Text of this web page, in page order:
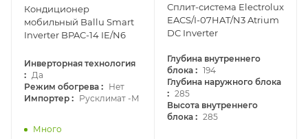
Кондиционер
мобильный Ballu Smart
Inverter BPAC-14 IE/N6
Инверторная технология
: Да
Режим обогрева : Нет
Импортер : Русклимат -М
Много
Сплит-система Electrolux
EACS/I-07HAT/N3 Atrium
DC Inverter
Глубина внутреннего
блока : 194
Глубина наружного блока
: 285
Высота внутреннего
блока : 285